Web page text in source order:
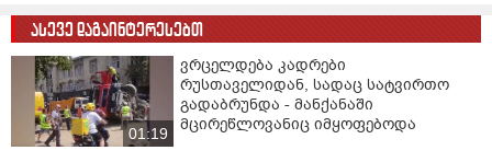
ასევე დაგაინტერესებთ
01:19
ვრცელდება კადრები
რუსთაველიდან, სადაც სატვირთო
გადაბრუნდა - მანქანაში
მცირეწლოვანიც იმყოფებოდა